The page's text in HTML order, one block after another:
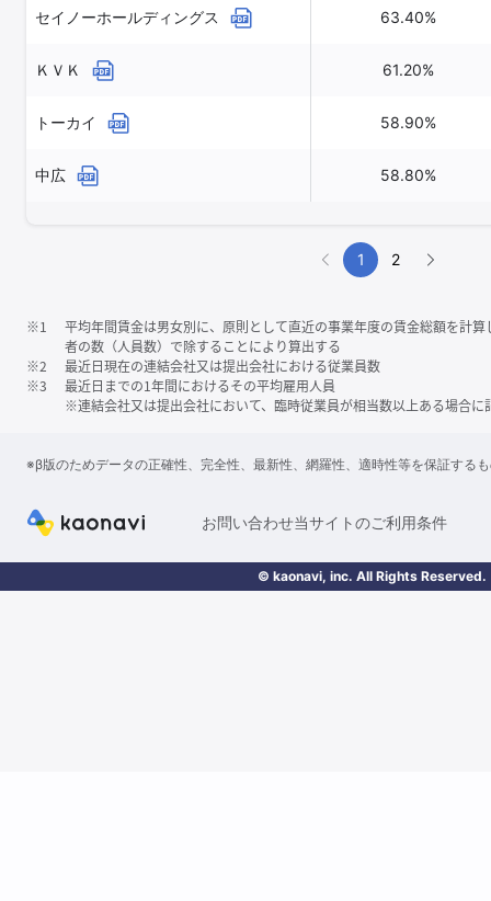
セイノーホールディングス 63.40%
ＫＶＫ 61.20%
トーカイ 58.90%
中広 58.80%
1 2
※1
平均年間賃金は男女別に、原則として直近の事業年度の賃金総額を計
者の数（人員数）で除することにより算出する
※2
最近日現在の連結会社又は提出会社における従業員数
※3
最近日までの1年間におけるその平均雇用人員
※連結会社又は提出会社において、臨時従業員が相当数以上ある場合に
※β版のためデータの正確性、完全性、最新性、網羅性、適時性等を保証する
お問い合わせ当サイトのご利用条件
© kaonavi, inc. All Rights Reserved.